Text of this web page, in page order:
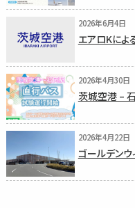
2026年6月4日
エアロKによ
2026年4月30日
茨城空港 –
2026年4月22日
ゴールデン